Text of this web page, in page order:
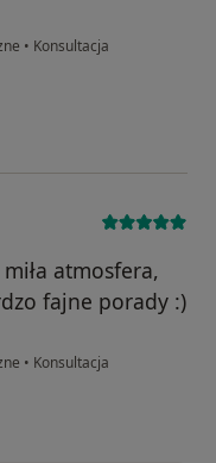
• Konsultacja
atmosfera,
fajne porady :)
• Konsultacja